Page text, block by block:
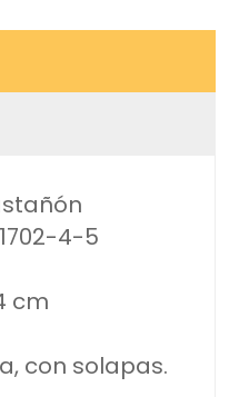
4-5
cm
con solapas.